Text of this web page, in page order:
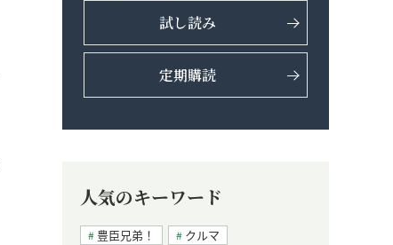
試し読み
定期購読
人気のキーワード
豊臣兄弟！
クルマ